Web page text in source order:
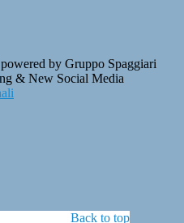
by Gruppo Spaggiari
& New Social Media
Back to top